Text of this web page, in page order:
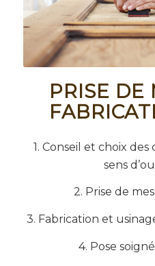
PRISE DE
1. Conseil et choix
sens
2. Prise de
3. Fabrication et
4. Pose